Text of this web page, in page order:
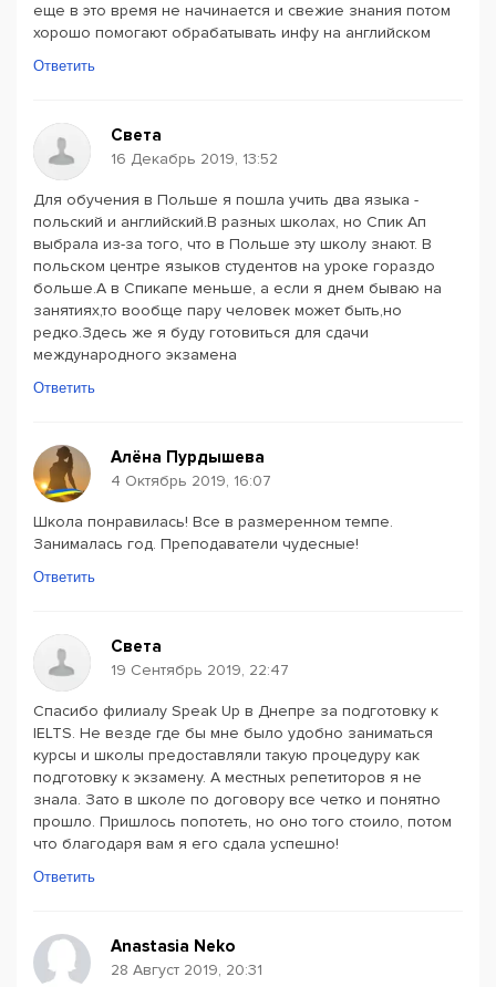
еще в это время не начинается и свежие знания потом
хорошо помогают обрабатывать инфу на английском
Ответить
Света
16 Декабрь 2019, 13:52
Для обучения в Польше я пошла учить два языка -
польский и английский.В разных школах, но Спик Ап
выбрала из-за того, что в Польше эту школу знают. В
польском центре языков студентов на уроке гораздо
больше.А в Спикапе меньше, а если я днем бываю на
занятиях,то вообще пару человек может быть,но
редко.Здесь же я буду готовиться для сдачи
международного экзамена
Ответить
Алёна Пурдышева
4 Октябрь 2019, 16:07
Школа понравилась! Все в размеренном темпе.
Занималась год. Преподаватели чудесные!
Ответить
Света
19 Сентябрь 2019, 22:47
Спасибо филиалу Speak Up в Днепре за подготовку к
IELTS. Не везде где бы мне было удобно заниматься
курсы и школы предоставляли такую процедуру как
подготовку к экзамену. А местных репетиторов я не
знала. Зато в школе по договору все четко и понятно
прошло. Пришлось попотеть, но оно того стоило, потом
что благодаря вам я его сдала успешно!
Ответить
Anastasia Neko
28 Август 2019, 20:31